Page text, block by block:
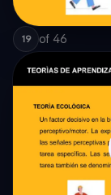
19 of 46